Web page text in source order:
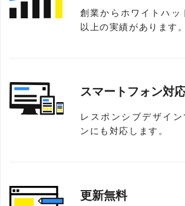
創業からホワイトハッ
以上の実績があります。
スマートフォン対
レスポンシブデザイ
ンにも対応します。
更新無料